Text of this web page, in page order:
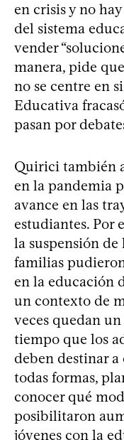
en crisis y no
del sistema
vender
manera, pide
no se centre en
Educativa
pasan por
Quirici también
en la pandemia
avance en las
estudiantes. Por
la suspensión
familias
en la educación
un contexto de
veces quedan
tiempo que los
deben destinar a
todas formas,
conocer qué
posibilitaron
jóvenes con la